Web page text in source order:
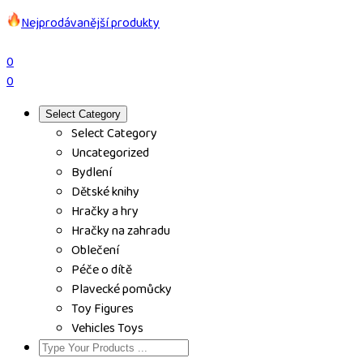
Nejprodávanější produkty
0
0
Select Category
Select Category
Uncategorized
Bydlení
Dětské knihy
Hračky a hry
Hračky na zahradu
Oblečení
Péče o dítě
Plavecké pomůcky
Toy Figures
Vehicles Toys